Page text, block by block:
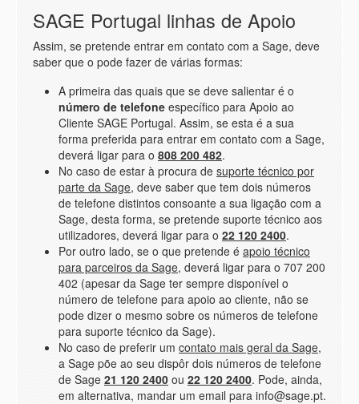
SAGE Portugal linhas de Apoio
Assim, se pretende entrar em contato com a Sage, deve
saber que o pode fazer de várias formas:
A primeira das quais que se deve salientar é o
número de telefone específico para Apoio ao
Cliente SAGE Portugal. Assim, se esta é a sua
forma preferida para entrar em contato com a Sage,
deverá ligar para o 808 200 482.
No caso de estar à procura de suporte técnico por
parte da Sage, deve saber que tem dois números
de telefone distintos consoante a sua ligação com a
Sage, desta forma, se pretende suporte técnico aos
utilizadores, deverá ligar para o 22 120 2400.
Por outro lado, se o que pretende é apoio técnico
para parceiros da Sage, deverá ligar para o 707 200
402 (apesar da Sage ter sempre disponível o
número de telefone para apoio ao cliente, não se
pode dizer o mesmo sobre os números de telefone
para suporte técnico da Sage).
No caso de preferir um contato mais geral da Sage,
a Sage põe ao seu dispôr dois números de telefone
de Sage 21 120 2400 ou 22 120 2400. Pode, ainda,
em alternativa, mandar um email para info@sage.pt.